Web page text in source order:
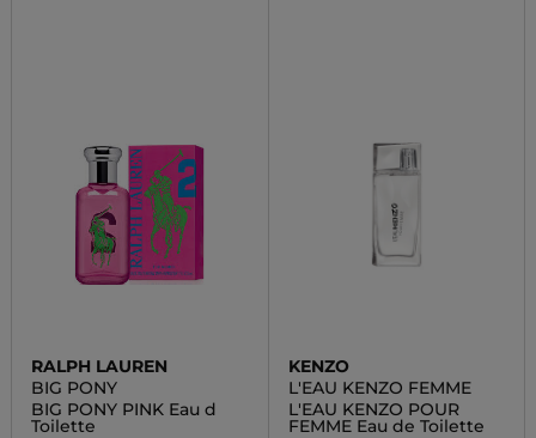
RALPH LAUREN
BIG PONY
BIG PONY PINK Eau d
Toilette
KENZO
L'EAU KENZO FEMME
L'EAU KENZO POUR
FEMME Eau de Toilette